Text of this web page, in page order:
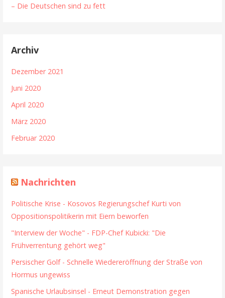
– Die Deutschen sind zu fett
Archiv
Dezember 2021
Juni 2020
April 2020
März 2020
Februar 2020
Nachrichten
Politische Krise - Kosovos Regierungschef Kurti von
Oppositionspolitikerin mit Eiern beworfen
"Interview der Woche" - FDP-Chef Kubicki: "Die
Frühverrentung gehört weg"
Persischer Golf - Schnelle Wiedereröffnung der Straße von
Hormus ungewiss
Spanische Urlaubsinsel - Erneut Demonstration gegen